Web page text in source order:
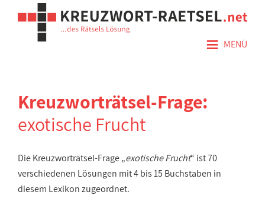
≡ MENÜ
Kreuzworträtsel-Frage:
exotische Frucht
Die Kreuzworträtsel-Frage „exotische Frucht“ ist 70
verschiedenen Lösungen mit 4 bis 15 Buchstaben in
diesem Lexikon zugeordnet.